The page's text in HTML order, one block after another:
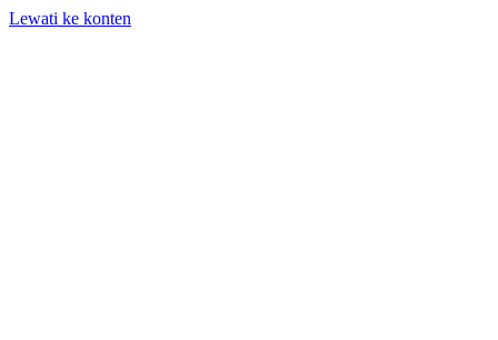
Lewati ke konten